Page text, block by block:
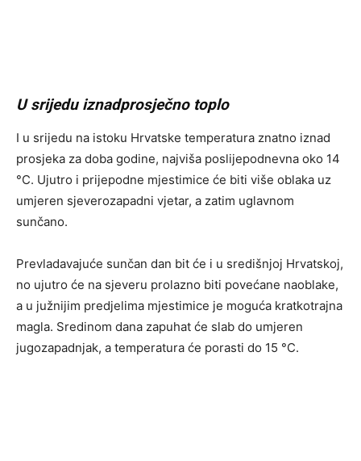
U srijedu iznadprosječno toplo
I u srijedu na istoku Hrvatske temperatura znatno iznad
prosjeka za doba godine, najviša poslijepodnevna oko 14
°C. Ujutro i prijepodne mjestimice će biti više oblaka uz
umjeren sjeverozapadni vjetar, a zatim uglavnom
sunčano.
Prevladavajuće sunčan dan bit će i u središnjoj Hrvatskoj,
no ujutro će na sjeveru prolazno biti povećane naoblake,
a u južnijim predjelima mjestimice je moguća kratkotrajna
magla. Sredinom dana zapuhat će slab do umjeren
jugozapadnjak, a temperatura će porasti do 15 °C.